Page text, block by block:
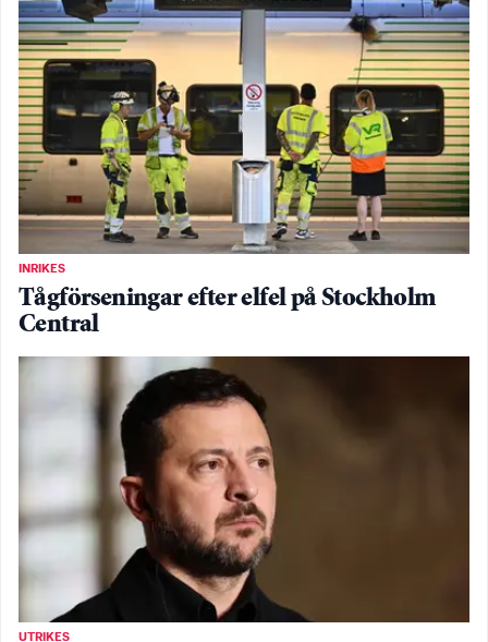
INRIKES
Tågförseningar efter elfel på Stockholm
Central
UTRIKES